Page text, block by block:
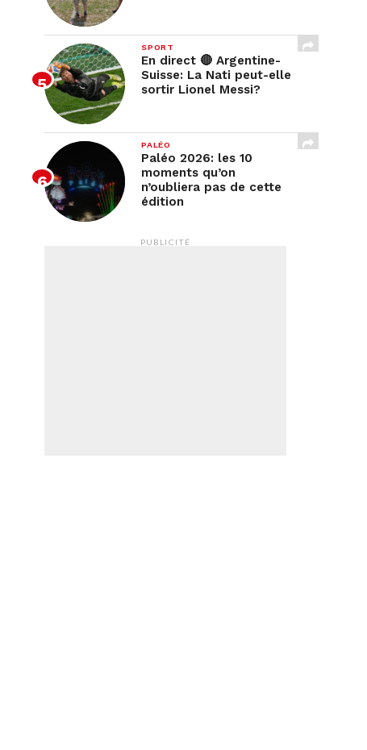
SPORT
En direct 🔴 Argentine-
Suisse: La Nati peut-elle
sortir Lionel Messi?
PALÉO
Paléo 2026: les 10
moments qu’on
n’oubliera pas de cette
édition
PUBLICITÉ